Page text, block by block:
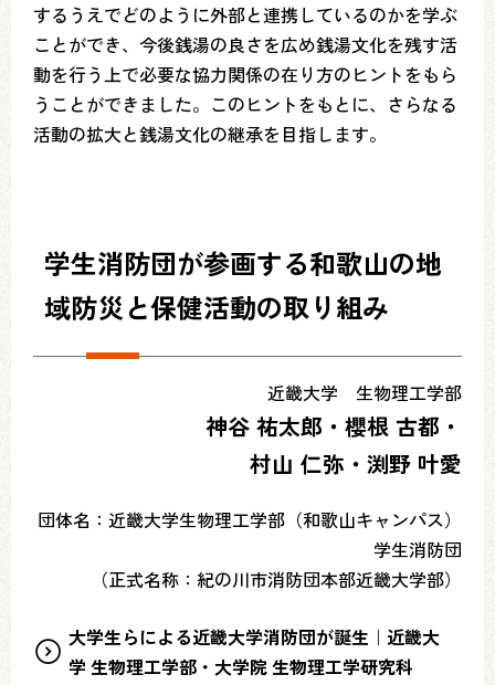
するうえでどのように外部と連携しているのかを学ぶ
ことができ、今後銭湯の良さを広め銭湯文化を残す活
動を行う上で必要な協力関係の在り方のヒントをもら
うことができました。このヒントをもとに、さらなる
活動の拡大と銭湯文化の継承を目指します。
学生消防団が参画する和歌山の地
域防災と保健活動の取り組み
近畿大学 生物理工学部
神谷 祐太郎・櫻根 古都・
村山 仁弥・渕野 叶愛
団体名：近畿大学生物理工学部（和歌山キャンパス）
学生消防団
（正式名称：紀の川市消防団本部近畿大学部）
大学生らによる近畿大学消防団が誕生｜近畿大
学 生物理工学部・大学院 生物理工学研究科